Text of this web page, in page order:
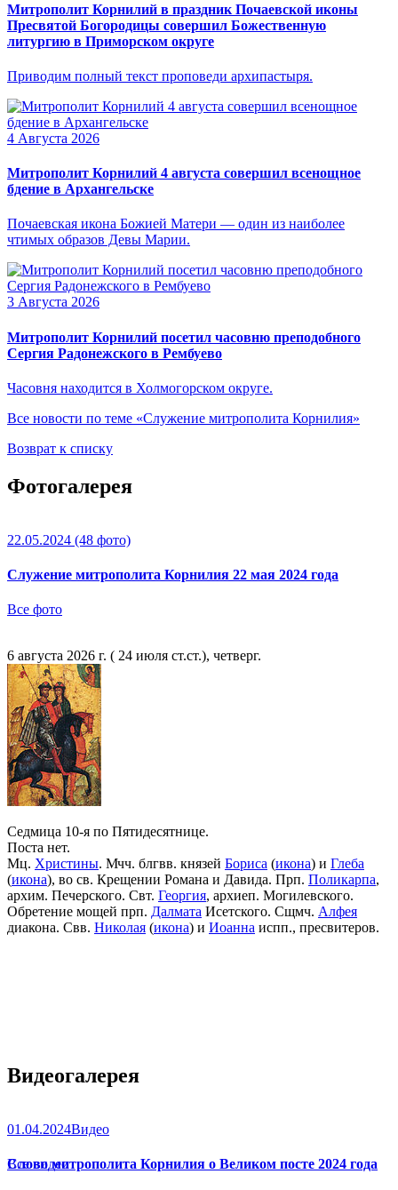
Митрополит Корнилий в праздник Почаевской иконы
Пресвятой Богородицы совершил Божественную
литургию в Приморском округе
Приводим полный текст проповеди архипастыря.
4 Августа 2026
Митрополит Корнилий 4 августа совершил всенощное
бдение в Архангельске
Почаевская икона Божией Матери — один из наиболее
чтимых образов Девы Марии.
3 Августа 2026
Митрополит Корнилий посетил часовню преподобного
Сергия Радонежского в Рембуево
Часовня находится в Холмогорском округе.
Все новости по теме «Служение митрополита Корнилия»
Возврат к списку
Фотогалерея
22.05.2024 (48 фото)
Служение митрополита Корнилия 22 мая 2024 года
Все фото
6 августа 2026 г. ( 24 июля ст.ст.), четверг.
Седмица 10-я по Пятидесятнице.
Поста нет.
Мц. Христины. Мчч. блгвв. князей Бориса (икона) и Глеба
(икона), во св. Крещении Романа и Давида. Прп. Поликарпа,
архим. Печерского. Свт. Георгия, архиеп. Могилевского.
Обретение мощей прп. Далмата Исетского. Сщмч. Алфея
диакона. Свв. Николая (икона) и Иоанна испп., пресвитеров.
Видеогалерея
01.04.2024Видео
Слово митрополита Корнилия о Великом посте 2024 года
Все видео